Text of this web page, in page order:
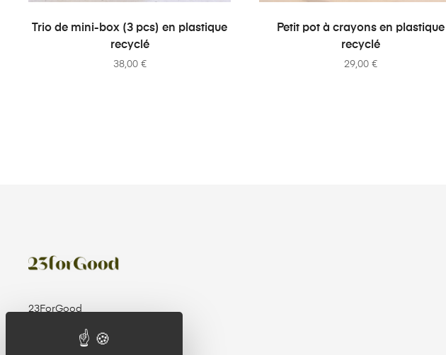
AJOUTER AU PANIER
Trio de mini-box (3 pcs) en plastique
recyclé
38,00 €
AJOUTER AU PANIER
Petit pot à crayons en plastique
recyclé
29,00 €
23ForGood
32 rue de Paris
92100 Boulogne Billancourt